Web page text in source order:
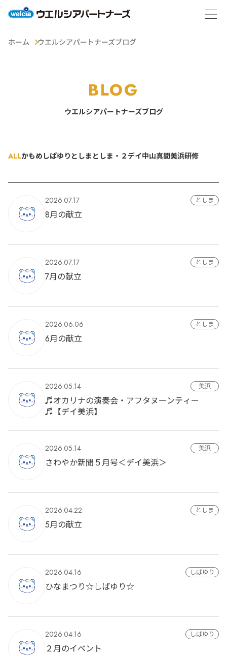
ホーム ウエルシアパートナーズブログ
BLOG
ウエルシアパートナーズブログ
ALLかもめ しばゆり としま としま・２デイ中山真間美浜研修
2026.07.17 としま
8月の献立
2026.07.17 としま
7月の献立
2026.06.06 としま
6月の献立
2026.05.14 美浜
♬オカリナの演奏会・アフタヌーンティー
♬【デイ美浜】
2026.05.14 美浜
さわやか新聞５月号＜デイ美浜＞
2026.04.22 としま
5月の献立
2026.04.16 しばゆり
ひなまつり☆しばゆり☆
2026.04.16 しばゆり
２月のイベント